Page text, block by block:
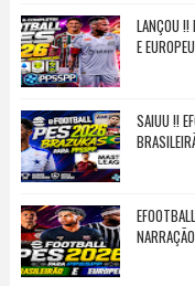
LANÇOU
E
SAIUU !!